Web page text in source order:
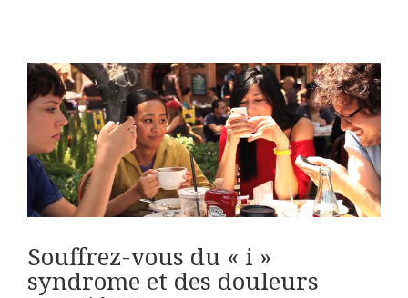
Souffrez-vous du « i »
syndrome et des douleurs